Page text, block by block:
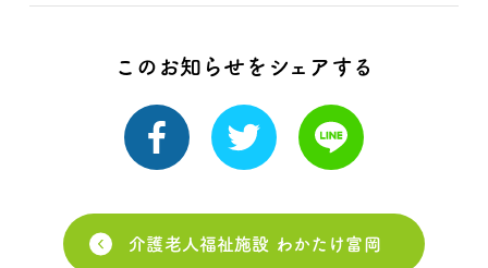
このお知らせをシェアする
介護老人福祉施設 わかたけ富岡